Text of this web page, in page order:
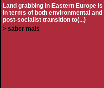
Land grabbing in Eastern Europe
in terms of both environmental
post-socialist transition to(...)
> saber mais